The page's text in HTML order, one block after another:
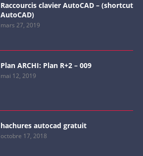
Raccourcis clavier AutoCAD – (shortcut
AutoCAD)
mars 27, 2019
Plan ARCHI: Plan R+2 – 009
mai 12, 2019
hachures autocad gratuit
octobre 17, 2018